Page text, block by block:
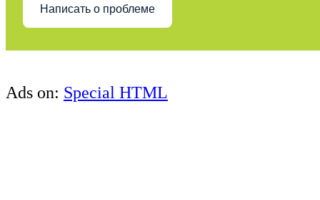
Написать о проблеме
Ads on: Special HTML